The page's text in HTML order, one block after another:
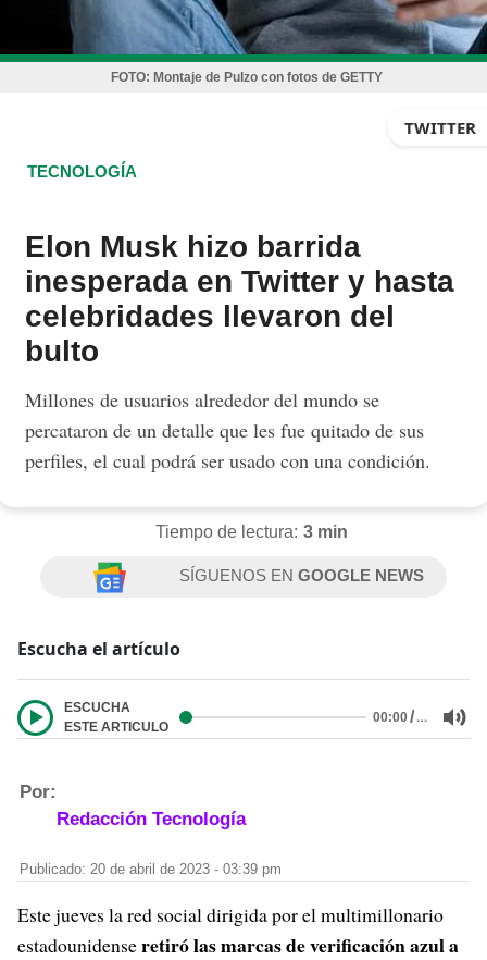
FOTO: Montaje de Pulzo con fotos de GETTY
TWITTER
TECNOLOGÍA
Elon Musk hizo barrida
inesperada en Twitter y hasta
celebridades llevaron del
bulto
Millones de usuarios alrededor del mundo se
percataron de un detalle que les fue quitado de sus
perfiles, el cual podrá ser usado con una condición.
Tiempo de lectura: 3 min
SÍGUENOS ENGOOGLE NEWS
Escucha el artículo
ESCUCHA
ESTE ARTICULO
00:00/…
Por:
Redacción Tecnología
Publicado: 20 de abril de 2023 - 03:39 pm
Este jueves la red social dirigida por el multimillonario
estadounidenseretiró las marcas de verificación azul a